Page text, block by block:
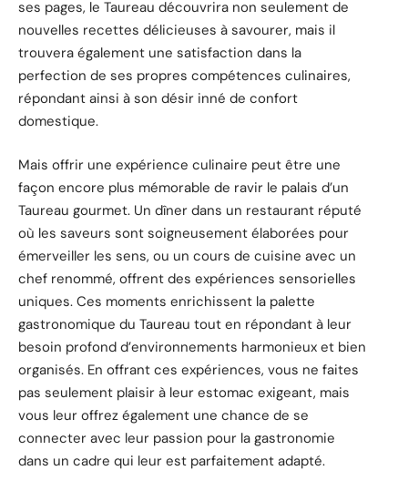
ses pages, le Taureau découvrira non seulement de
nouvelles recettes délicieuses à savourer, mais il
trouvera également une satisfaction dans la
perfection de ses propres compétences culinaires,
répondant ainsi à son désir inné de confort
domestique.
Mais offrir une expérience culinaire peut être une
façon encore plus mémorable de ravir le palais d’un
Taureau gourmet. Un dîner dans un restaurant réputé
où les saveurs sont soigneusement élaborées pour
émerveiller les sens, ou un cours de cuisine avec un
chef renommé, offrent des expériences sensorielles
uniques. Ces moments enrichissent la palette
gastronomique du Taureau tout en répondant à leur
besoin profond d’environnements harmonieux et bien
organisés. En offrant ces expériences, vous ne faites
pas seulement plaisir à leur estomac exigeant, mais
vous leur offrez également une chance de se
connecter avec leur passion pour la gastronomie
dans un cadre qui leur est parfaitement adapté.